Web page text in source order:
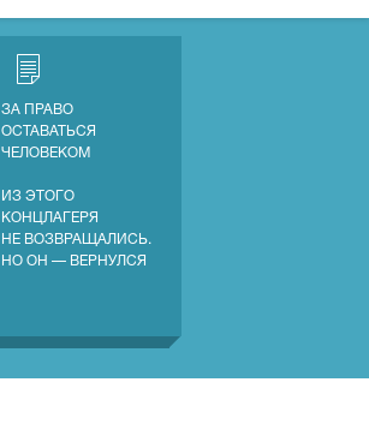
ЗА ПРАВО
ОСТАВАТЬСЯ
ЧЕЛОВЕКОМ
ИЗ ЭТОГО
КОНЦЛАГЕРЯ
НЕ ВОЗВРАЩАЛИСЬ.
НО ОН — ВЕРНУЛСЯ